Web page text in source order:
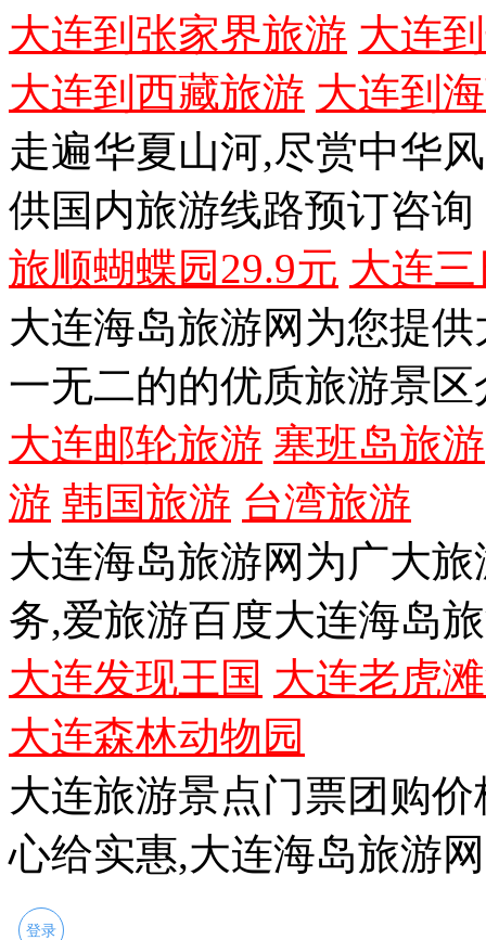
大连到张家界旅游 大连
大连到西藏旅游 大连到
走遍华夏山河,尽赏中华
供国内旅游线路预订咨询
旅顺蝴蝶园29.9元 大连
大连海岛旅游网为您提
一无二的的优质旅游景区
大连邮轮旅游 塞班岛旅游
游 韩国旅游 台湾旅游
大连海岛旅游网为广大
务,爱旅游百度大连海岛
大连发现王国 大连老虎
大连森林动物园
大连旅游景点门票团购
心给实惠,大连海岛旅游
登录